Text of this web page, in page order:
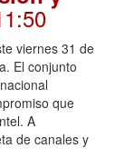
viernes 31 de
El conjunto
que
A
de canales y